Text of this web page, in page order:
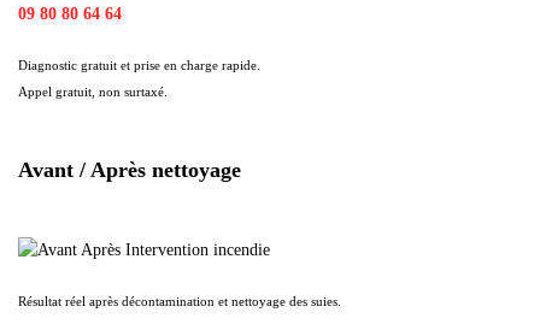
09 80 80 64 64
Diagnostic gratuit et prise en charge rapide.
Appel gratuit, non surtaxé.
Avant / Après nettoyage
Résultat réel après décontamination et nettoyage des suies.